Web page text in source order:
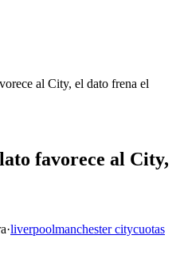
al City, el dato frena el
favorece al City,
·liverpoolmanchester citycuotas